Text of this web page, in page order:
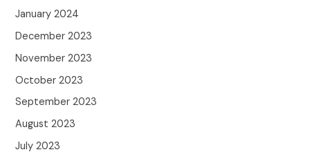
January 2024
December 2023
November 2023
October 2023
September 2023
August 2023
July 2023